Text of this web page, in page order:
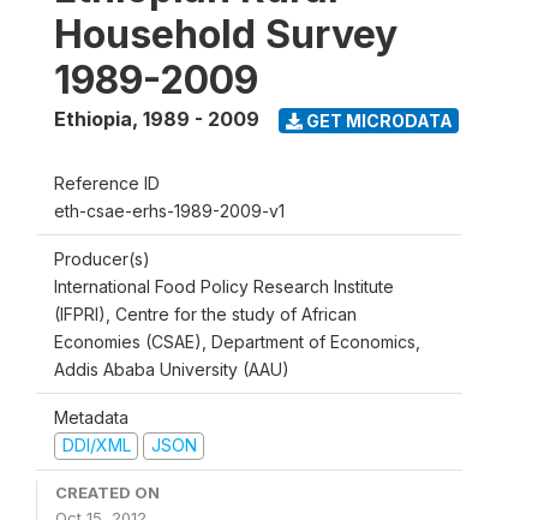
Household Survey
1989-2009
Ethiopia, 1989 - 2009 GET MICRODATA
Reference ID
eth-csae-erhs-1989-2009-v1
Producer(s)
International Food Policy Research Institute
(IFPRI), Centre for the study of African
Economies (CSAE), Department of Economics,
Addis Ababa University (AAU)
Metadata
DDI/XML
JSON
CREATED ON